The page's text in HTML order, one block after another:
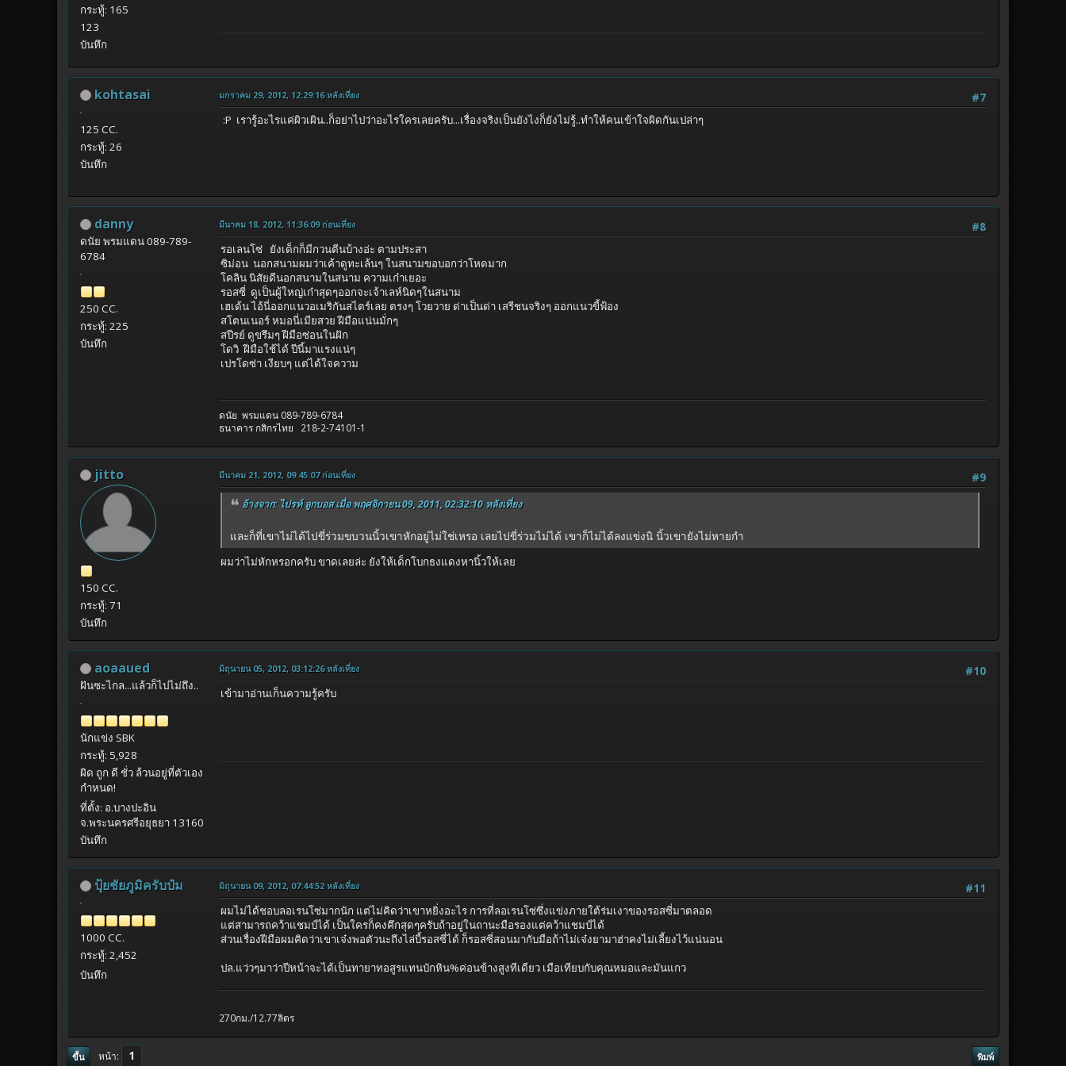
กระทู้: 165
123
บันทึก
kohtasai
125 CC.
กระทู้: 26
บันทึก
#7
มกราคม 29, 2012, 12:29:16 หลังเที่ยง
:P เรารู้อะไรแค่ผิวเผิน..ก็อย่าไปว่าอะไรใครเลยครับ...เรื่องจริงเป็นยังไงก็ยังไม่รู้..ทำให้คนเข้าใจผิดกันเปล่าๆ
danny
ดนัย พรมแดน 089-789-
6784
250 CC.
กระทู้: 225
บันทึก
#8
มีนาคม 18, 2012, 11:36:09 ก่อนเที่ยง
รอเลนโซ่ ยังเด็กก็มีกวนตีนบ้างอ่ะ ตามประสา
ซิม่อน นอกสนามผมว่าเค้าดูทะเล้นๆ ในสนามขอบอกว่าโหดมาก
โคลิน นิสัยดีนอกสนามในสนาม ความเก๋าเยอะ
รอสซี่ ดูเป็นผู้ใหญ่เก๋าสุดๆออกจะเจ้าเลห์นิดๆในสนาม
เฮเด้น ไอ้นี่ออกแนวอเมริกันสไตร์เลย ตรงๆ โวยวาย ด่าเป็นด่า เสรีชนจริงๆ ออกแนวขี้ฟ้อง
สโตนเนอร์ หมอนี่เมียสวย ฝีมือแน่นมั่กๆ
สปีรย์ ดูขรึมๆ ฝีมือซ่อนในฝัก
โดวิ ฝีมือใช้ได้ ปีนี้มาแรงแน่ๆ
เปรโดซ่า เงียบๆ แต่ได้ใจความ
ดนัย พรมแดน 089-789-6784
ธนาคาร กสิกรไทย 218-2-74101-1
jitto
150 CC.
กระทู้: 71
บันทึก
#9
มีนาคม 21, 2012, 09:45:07 ก่อนเที่ยง
อ้างจาก: ไปรท์ ลูกบอส เมื่อ พฤศจิกายน 09, 2011, 02:32:10 หลังเที่ยง
และก็ที่เขาไม่ได้ไปขี่ร่วมขบวนนิ้วเขาหักอยู่ไม่ใช่เหรอ เลยไปขี่ร่วมไม่ได้ เขาก็ไม่ได้ลงแข่งนิ นิ้วเขายังไม่หายกำ
ผมว่าไม่หักหรอกครับ ขาดเลยล่ะ ยังให้เด็กโบกธงแดงหานิ้วให้เลย
aoaaued
ฝันซะไกล...แล้วก็ไปไม่ถึง..
นักแข่ง SBK
กระทู้: 5,928
ผิด ถูก ดี ชั่ว ล้วนอยู่ที่ตัวเอง
กำหนด!
ที่ตั้ง: อ.บางปะอิน
จ.พระนครศรีอยุธยา 13160
บันทึก
#10
มิถุนายน 05, 2012, 03:12:26 หลังเที่ยง
เข้ามาอ่านเก็นความรู้ครับ
ปุ้ยชัยภูมิครับป๋ม
1000 CC.
กระทู้: 2,452
บันทึก
#11
มิถุนายน 09, 2012, 07:44:52 หลังเที่ยง
ผมไม่ได้ชอบลอเรนโซ่มากนัก แต่ไม่คิดว่าเขาหยิ่งอะไร การที่ลอเรนโซ่ซึ่งแข่งภายใต้ร่มเงาของรอสซี่มาตลอด
แต่สามารถคว้าแชมป์ได้ เป็นใครก็คงคึกสุดๆครับถ้าอยู่ในถานะมือรองแต่คว้าแชมป์ได้
ส่วนเรื่องฝีมือผมคิดว่าเขาเจ๋งพอตัวนะถึงไล่บี้รอสซี่ได้ ก็รอสซี่สอนมากับมือถ้าไม่เจ๋งยามาฮ่าคงไม่เลี้ยงไว้แน่นอน
ปล.แว่วๆมาว่าปีหน้าจะได้เป็นทายาทอสูรแทนบักหิน%ค่อนข้างสูงทีเดียว เมือเทียบกับคุณหมอและมันแกว
270กม./12.77ลิตร
พิมพ์
ขึ้น หน้า 1